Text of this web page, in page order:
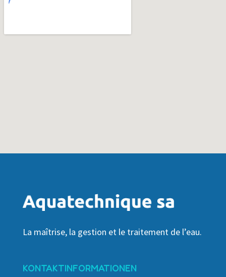
La maîtrise, la gestion et le traitement de l’eau.
KONTAKTINFORMATIONEN